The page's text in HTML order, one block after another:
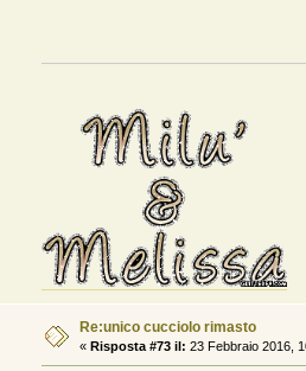
Re:unico cucciolo rimasto
« Risposta #73 il: 23 Febbraio 2016,